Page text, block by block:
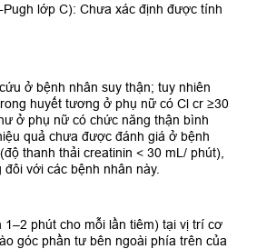
lớp C): Chưa xác định được tính
ở bệnh nhân suy thận; tuy nhiên
huyết tương ở phụ nữ có Cl cr ≥30
ở phụ nữ có chức năng thận bình
quả chưa được đánh giá ở bệnh
thanh thải creatinin < 30 mL/ phút),
với các bệnh nhân này.
1–2 phút cho mỗi lần tiêm) tại vị trí cơ
góc phần tư bên ngoài phía trên của